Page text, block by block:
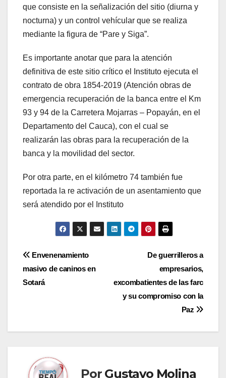
que consiste en la señalización del sitio (diurna y
nocturna) y un control vehícular que se realiza
mediante la figura de “Pare y Siga”.
Es importante anotar que para la atención
definitiva de este sitio crítico el Instituto ejecuta el
contrato de obra 1854-2019 (Atención obras de
emergencia recuperación de la banca entre el Km
93 y 94 de la Carretera Mojarras – Popayán, en el
Departamento del Cauca), con el cual se
realizarán las obras para la recuperación de la
banca y la movilidad del sector.
Por otra parte, en el kilómetro 74 también fue
reportada la re activación de un asentamiento que
será atendido por el Instituto
Navegación
de
De guerrilleros a
empresarios,
excombatientes de las farc
y su compromiso con la
Paz
Envenenamiento
masivo de caninos en
Sotará
Por Gustavo Molina